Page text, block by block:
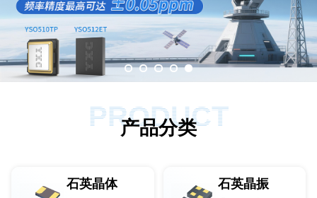
PRODUCT
产品分类
石英晶体 石英晶振